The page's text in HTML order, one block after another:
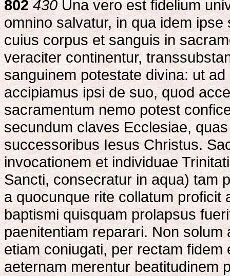
802 430Una vero est fidelium
omnino salvatur, in qua idem
cuius corpus et sanguis in
veraciter continentur,
sanguinem potestate divina: ut
accipiamus ipsi de suo, quod
sacramentum nemo potest
secundum claves Ecclesiae,
successoribus Iesus Christus.
invocationem et individuae
Sancti, consecratur in aqua) tam
a quocunque rite collatum proficit
baptismi quisquam prolapsus
paenitentiam reparari. Non
etiam coniugati, per rectam
aeternam merentur beatitudinem